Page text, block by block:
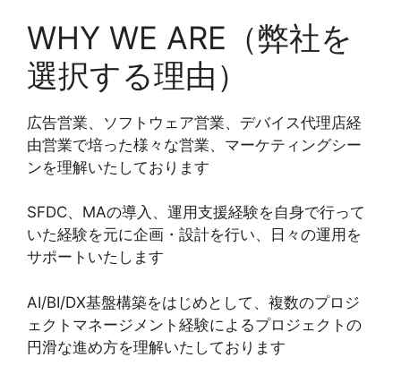
WHY WE ARE（弊社を
選択する理由）
広告営業、ソフトウェア営業、デバイス代理店経
由営業で培った様々な営業、マーケティングシー
ンを理解いたしております
SFDC、MAの導入、運用支援経験を自身で行って
いた経験を元に企画・設計を行い、日々の運用を
サポートいたします
AI/BI/DX基盤構築をはじめとして、複数のプロジ
ェクトマネージメント経験によるプロジェクトの
円滑な進め方を理解いたしております